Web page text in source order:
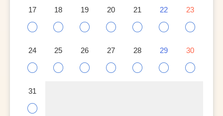
17
○
18
○
19
○
20
○
21
○
22
○
23
○
24
○
25
○
26
○
27
○
28
○
29
○
30
○
31
○